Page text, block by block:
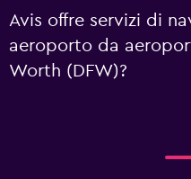
Avis offre servizi di
aeroporto da
Worth (DFW)?